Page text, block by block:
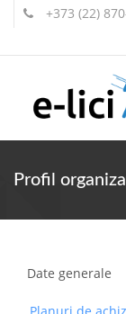
+373 (22)
Profil
Date generale